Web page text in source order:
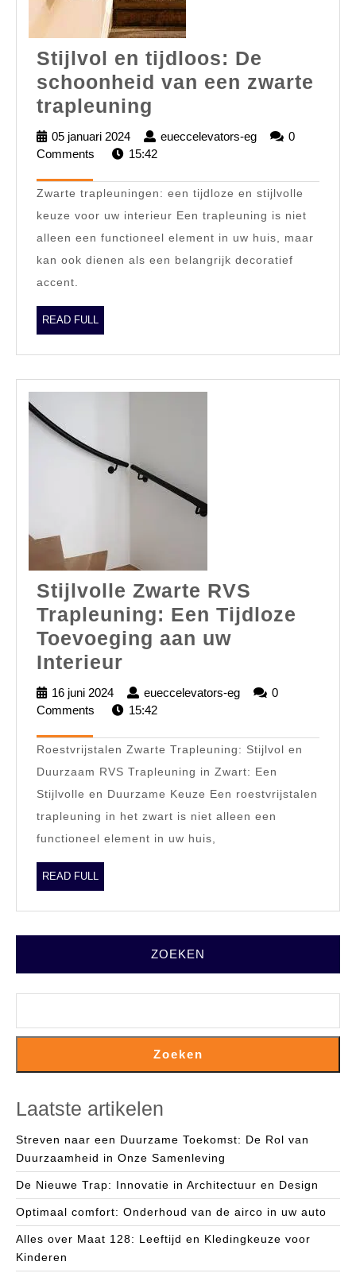
Stijlvol en tijdloos: De
schoonheid van een zwarte
trapleuning
en
tijdloos:
De
schoonheid
van
een
zwarte
05 januari 2024
05
januari
eueccelevators-eg
eueccelevators-
0
Comments
15:42
Zwarte trapleuningen: een tijdloze en stijlvolle
keuze voor uw interieur Een trapleuning is niet
alleen een functioneel element in uw huis, maar
kan ook dienen als een belangrijk decoratief
accent.
READ FULL
FULL
Stijlvolle Zwarte RVS
Trapleuning: Een Tijdloze
Toevoeging aan uw
Interieur
Zwarte
RVS
Trapleuning:
Een
Tijdloze
Toevoeging
16 juni 2024
16
juni
eueccelevators-eg
eueccelevators-
0
Comments
15:42
Roestvrijstalen Zwarte Trapleuning: Stijlvol en
Duurzaam RVS Trapleuning in Zwart: Een
Stijlvolle en Duurzame Keuze Een roestvrijstalen
trapleuning in het zwart is niet alleen een
functioneel element in uw huis,
READ FULL
FULL
ZOEKEN
Zoeken
Laatste artikelen
Streven naar een Duurzame Toekomst: De Rol van
Duurzaamheid in Onze Samenleving
De Nieuwe Trap: Innovatie in Architectuur en Design
Optimaal comfort: Onderhoud van de airco in uw auto
Alles over Maat 128: Leeftijd en Kledingkeuze voor
Kinderen